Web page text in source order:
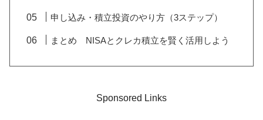
申し込み・積立投資のやり方（3ステップ）
まとめ NISAとクレカ積立を賢く活用しよう
Sponsored Links